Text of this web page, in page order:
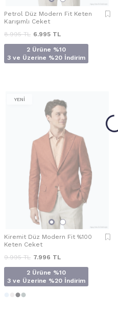
Petrol Düz Modern Fit Keten
Karışımlı Ceket
8.995TL 6.995 TL
2 Ürüne %10
3 ve Üzerine %20 İndirim
YENİ
Kiremit Düz Modern Fit %100
Keten Ceket
9.995TL 7.996 TL
2 Ürüne %10
3 ve Üzerine %20 İndirim